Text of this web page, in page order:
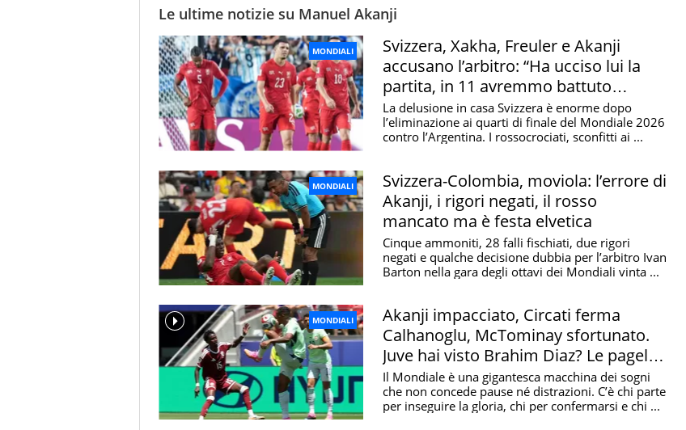
Le ultime notizie su Manuel Akanji
MONDIALI
Svizzera, Xakha, Freuler e Akanji
accusano l’arbitro: “Ha ucciso lui la
partita, in 11 avremmo battuto
l’Argentina”
La delusione in casa Svizzera è enorme dopo
l’eliminazione ai quarti di finale del Mondiale 2026
contro l’Argentina. I rossocrociati, sconfitti ai ...
MONDIALI
Svizzera-Colombia, moviola: l’errore di
Akanji, i rigori negati, il rosso
mancato ma è festa elvetica
Cinque ammoniti, 28 falli fischiati, due rigori
negati e qualche decisione dubbia per l’arbitro Ivan
Barton nella gara degli ottavi dei Mondiali vinta ...
MONDIALI
Akanji impacciato, Circati ferma
Calhanoglu, McTominay sfortunato.
Juve hai visto Brahim Diaz? Le pagelle
degli “italiani”
Il Mondiale è una gigantesca macchina dei sogni
che non concede pause né distrazioni. C’è chi parte
per inseguire la gloria, chi per confermarsi e chi ...